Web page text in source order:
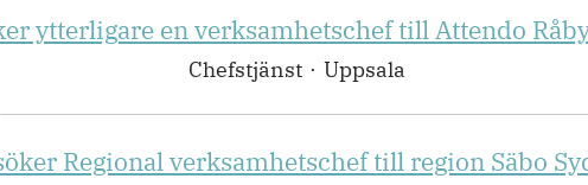
ytterligare en verksamhetschef till Attendo
Chefstjänst · Uppsala
Regional verksamhetschef till region Säbo